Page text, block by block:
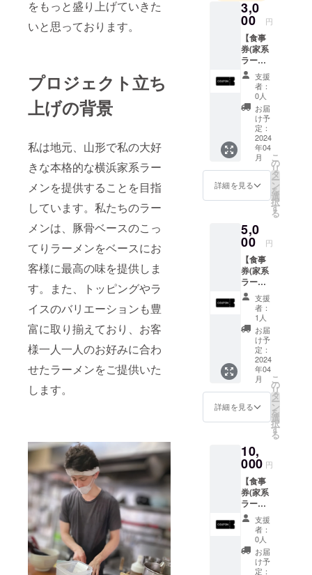
をもっと盛り上げていきた
いと思っております。
プロジェクト立ち
上げの背景
私は地元、山形で私の大好
きな本格的な横浜家系ラー
メンを提供することを目指
しています。私たちのラー
メンは、豚骨ベースのこっ
てりラーメンをベースにお
客様に最高の味を提供しま
す。また、トッピングやラ
イスのバリエーションも豊
富に取り揃えており、お客
様一人一人のお好みに合わ
せたラーメンをご提供いた
します。
3,0
00 円
【食事
券(家系
ラーメ
ン並 1
杯)×2枚
+お礼の
メッ
セー
ジ】
ラーメ
ン(並)1
杯をお
楽しみ
いただ
けるチ
ケット
届けし
ます。
ラーメ
ン(並)は
1,000円
程度を
想定し
ており
ますの
で、
3,000円
のご支
援で約
2,000円
分のお
食事券
をお渡
す。 ※
有効期
限令和7
年3月31
日まで
※最終的
なラー
メンの
価格は
調整中
ですの
支援
者：
0人
お届
け予
定：
2024
年04
月
詳細を見る
こ
の
リ
タ
ー
ン
を
選
択
す
る
5,0
00 円
【食事
券(家系
ラーメ
ン並 1
杯)×6
枚】
ラーメ
ン(並)1
杯をお
楽しみ
いただ
けるチ
ケット
を6枚お
届けし
ます。
ン(並)は
1,000円
程度を
想定し
ており
ますの
で、
5,000円
のご支
援で約
6,000円
分のお
支援
者：
1人
お届
け予
定：
2024
年04
月
詳細を見る
こ
の
リ
タ
ー
ン
を
選
択
す
る
10,
000 円
【食事
券(家系
ラーメ
ン並 1
杯)×14
枚】
ラーメ
ン(並)1
杯をお
支援
者：
0人
お届
け予
定：